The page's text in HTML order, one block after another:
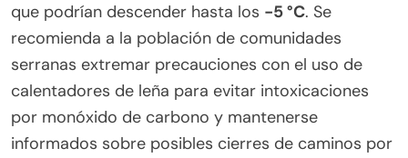
que podrían descender hasta los -5 °C. Se
recomienda a la población de comunidades
serranas extremar precauciones con el uso de
calentadores de leña para evitar intoxicaciones
por monóxido de carbono y mantenerse
informados sobre posibles cierres de caminos por